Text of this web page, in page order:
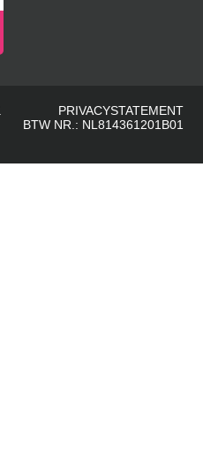
PRIVACYSTATEMENT
BTW NR.: NL814361201B01